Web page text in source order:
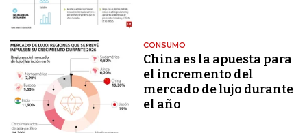
CONSUMO
China es la apuesta para
el incremento del
mercado de lujo durante
el año